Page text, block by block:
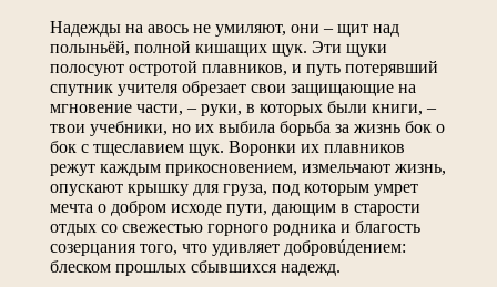
Надежды на авось не умиляют, они – щит над
полыньёй, полной кишащих щук. Эти щуки
полосуют остротой плавников, и путь потерявший
спутник учителя обрезает свои защищающие на
мгновение части, – руки, в которых были книги, –
твои учебники, но их выбила борьба за жизнь бок о
бок с тщеславием щук. Воронки их плавников
режут каждым прикосновением, измельчают жизнь,
опускают крышку для груза, под которым умрет
мечта о добром исходе пути, дающим в старости
отдых со свежестью горного родника и благость
созерцания того, что удивляет добровúдением:
блеском прошлых сбывшихся надежд.